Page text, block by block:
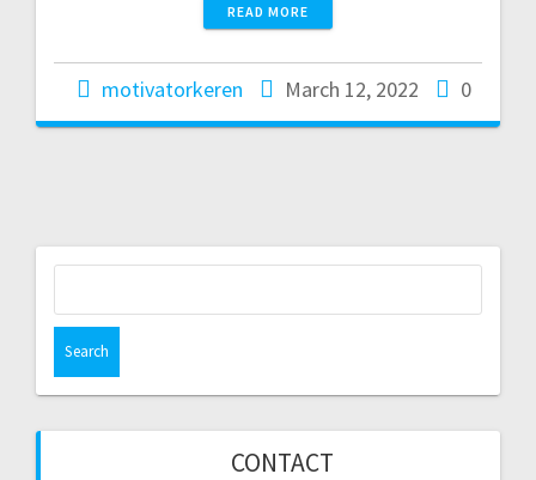
READ MORE
motivatorkeren March 12, 2022 0
CONTACT